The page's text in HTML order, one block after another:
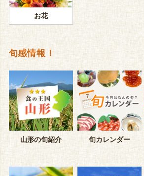
お花
旬感情報！
山形の旬紹介 旬カレンダー